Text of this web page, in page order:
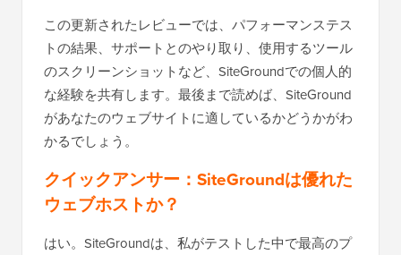
この更新されたレビューでは、パフォーマンステス
トの結果、サポートとのやり取り、使用するツール
のスクリーンショットなど、SiteGroundでの個人的
な経験を共有します。最後まで読めば、SiteGround
があなたのウェブサイトに適しているかどうかがわ
かるでしょう。
クイックアンサー：SiteGroundは優れた
ウェブホストか？
はい。SiteGroundは、私がテストした中で最高のプ